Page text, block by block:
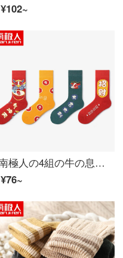
¥102~
南極人の4組の牛の息の天を突く男性の靴下の長い靴下の男性の赤色の本命のカップルの贈り物の箱の靴下の新年の赤い靴下の漫画ins牛年運動の靴下の男性の秋冬の中で靴下の潮
¥76~